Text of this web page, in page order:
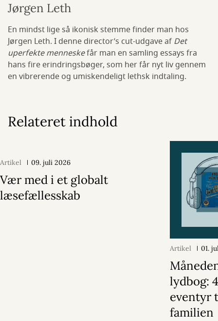
Jørgen Leth
En mindst lige så ikonisk stemme finder man hos
Jørgen Leth. I denne director’s cut-udgave af Det
uperfekte menneskefår man en samling essays fra
hans fire erindringsbøger, som her får nyt liv gennem
en vibrerende og umiskendeligt lethsk indtaling.
Relateret indhold
Artikel 09. juli 2026
Vær med i et globalt
læsefællesskab
Artikel 01.
lydbog:
eventyr
familien